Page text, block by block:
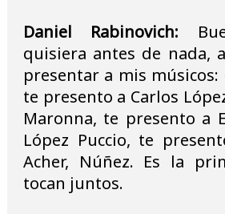
Daniel Rabinovich:
quisiera antes de nada,
presentar a mis músicos:
te presento a Carlos
Maronna, te presento a
López Puccio, te
Acher, Núñez. Es la
tocan juntos.